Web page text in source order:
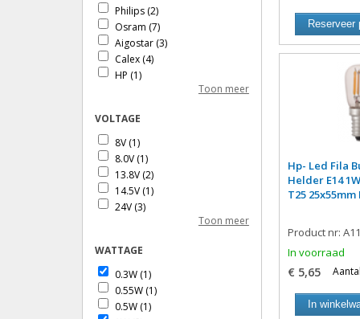
Reserveer
Hp- Led Fila
Helder E14
T25
Product nr:
In voorraad
€ 5,65
In
Philips (2)
Osram (7)
Aigostar (3)
Calex (4)
HP (1)
SPL(5)
Tronix
Ledvance - Osram
Ledvance
Toon meer
VOLTAGE
8V (1)
8.0V (1)
13.8V (2)
14.5V (1)
24V (3)
220-240V
Toon meer
WATTAGE
0.3W (1)
0.55W (1)
0.5W (1)